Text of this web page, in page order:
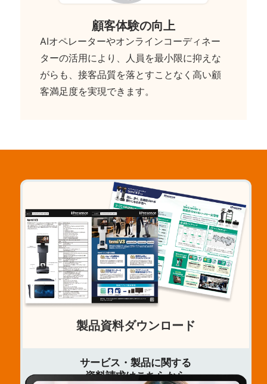
顧客体験の向上
AIオペレーターやオンラインコーディネー
ターの活用により、人員を最小限に抑えな
がらも、接客品質を落とすことなく高い顧
客満足度を実現できます。
製品資料ダウンロード
サービス・製品に関する
資料請求はこちらから